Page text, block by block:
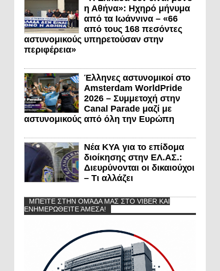
η Αθήνα»: Ηχηρό μήνυμα
από τα Ιωάννινα – «66
από τους 168 πεσόντες
αστυνομικούς υπηρετούσαν στην
περιφέρεια»
Έλληνες αστυνομικοί στο
Amsterdam WorldPride
2026 – Συμμετοχή στην
Canal Parade μαζί με
αστυνομικούς από όλη την Ευρώπη
Νέα ΚΥΑ για το επίδομα
διοίκησης στην ΕΛ.ΑΣ.:
Διευρύνονται οι δικαιούχοι
– Τι αλλάζει
ΜΠΕΊΤΕ ΣΤΗΝ ΟΜΆΔΑ ΜΑΣ ΣΤΟ VIBER ΚΑΙ
ΕΝΗΜΕΡΩΘΕΊΤΕ ΆΜΕΣΑ!